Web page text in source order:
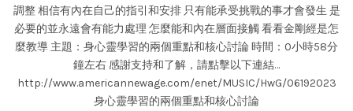
調整 相信有內在自己的指引和安排 只有能承受挑戰的事才會發生 是
必要的並永遠會有能力處理 怎麼能和內在層面接觸 看看金剛經是怎
麼教導 主題：身心靈學習的兩個重點和核心討論 時間：0小時58分
鐘左右 感謝支持和了解，請點擊以下連結…
http://www.americannewage.com/enet/MUSIC/HwG/06192023
身心靈學習的兩個重點和核心討論